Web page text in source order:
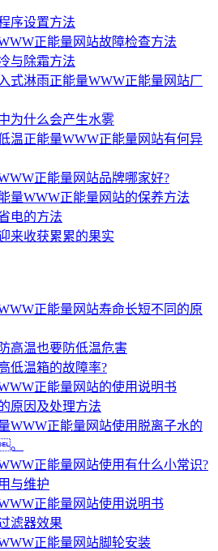
序设置方法
正能量网站故障检查方法
与除霜方法
式淋雨正能量WWW正能量网站厂
为什么会产生水雾
温正能量WWW正能量网站有何异
正能量网站品牌哪家好?
量WWW正能量网站的保养方法
电的方法
来收获累累的果实
正能量网站寿命长短不同的原
高温也要防低温危害
低温箱的故障率?
正能量网站的使用说明书
原因及处理方法
WWW正能量网站使用脱离子水的
。
正能量网站使用有什么小常识?
与维护
正能量网站使用说明书
滤器效果
正能量网站脚轮安装